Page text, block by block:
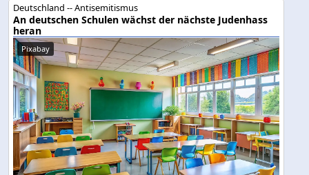
Deutschland -- Antisemitismus
An deutschen Schulen wächst der nächste Judenhass
heran
Pixabay